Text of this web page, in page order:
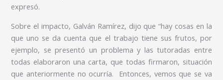
expresó.
Sobre el impacto, Galván Ramírez, dijo que “hay cosas en la
que uno se da cuenta que el trabajo tiene sus frutos, por
ejemplo, se presentó un problema y las tutoradas entre
todas elaboraron una carta, que todas firmaron, situación
que anteriormente no ocurría. Entonces, vemos que se va